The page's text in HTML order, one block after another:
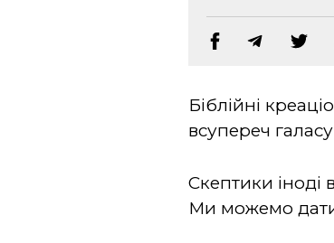
Біблійні
всупереч галасу
Скептики іноді
Ми можемо